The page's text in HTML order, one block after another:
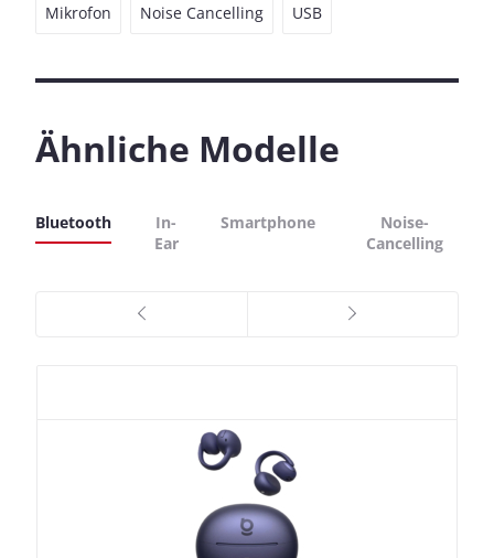
Mikrofon Noise Cancelling USB
Ähnliche Modelle
Bluetooth
In-
Ear
Smartphone
Noise-
Cancelling